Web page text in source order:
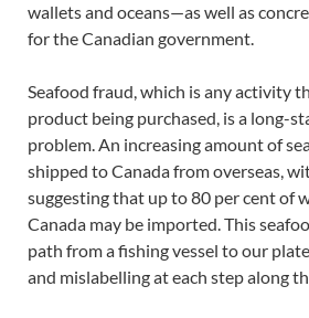
wallets and oceans—as well as
for the Canadian government.
Seafood fraud, which is any activity
product being purchased, is a long-
problem. An increasing amount of
shipped to Canada from overseas,
suggesting that up to 80 per cent of
Canada may be imported. This
path from a fishing vessel to our
and mislabelling at each step along